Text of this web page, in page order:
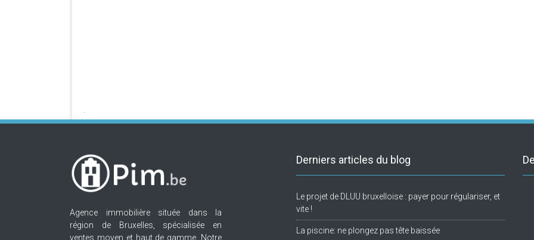
Agence immobilière située dans la
région de Bruxelles, spécialisée en
ventes moyen et haut de gamme. Notre
Derniers articles du blog
Le projet de DLUU bruxelloise : payer pour régulariser, et
vite !
La piscine: ne plongez pas tête baissée